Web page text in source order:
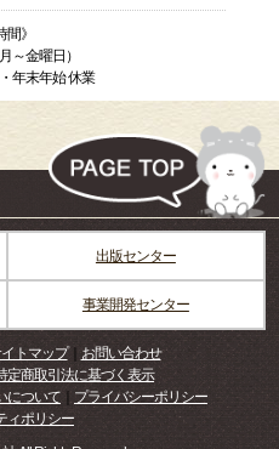
間》
～金曜日）
年末年始 休業
出版センター
事業開発センター
トマップ｜
お問い合わせ
定商取引法に基づく表示
について
プライバシーポリシー
ィポリシー